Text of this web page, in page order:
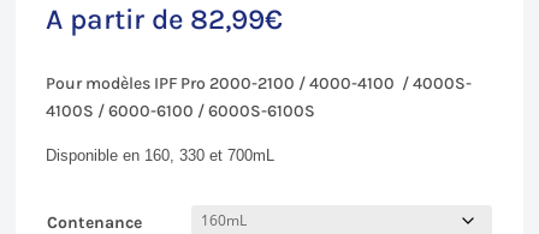
A partir de 82,99€
Pour modèles IPF Pro 2000-2100 / 4000-4100 / 4000S-
4100S / 6000-6100 / 6000S-6100S
Disponible en 160, 330 et 700mL
Contenance